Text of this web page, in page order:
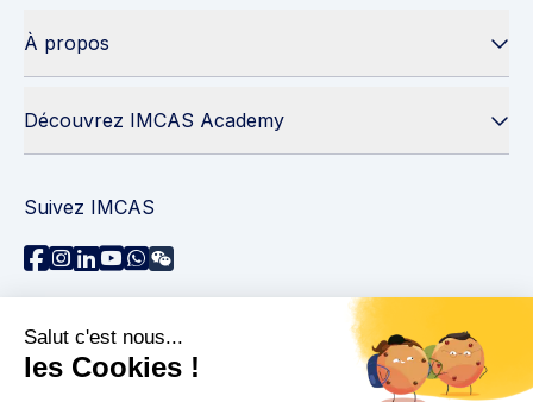
À propos
Découvrez IMCAS Academy
Suivez IMCAS
Besoin d'aide ?
Contactez-nous